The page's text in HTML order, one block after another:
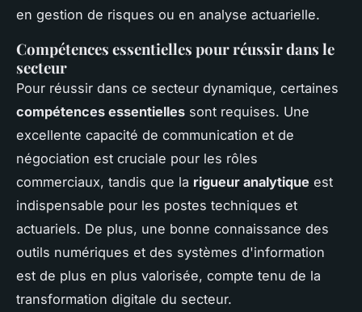
en gestion de risques ou en analyse actuarielle.
Compétences essentielles pour réussir dans le
secteur
Pour réussir dans ce secteur dynamique, certaines
compétences essentielles sont requises. Une
excellente capacité de communication et de
négociation est cruciale pour les rôles
commerciaux, tandis que la rigueur analytique est
indispensable pour les postes techniques et
actuariels. De plus, une bonne connaissance des
outils numériques et des systèmes d'information
est de plus en plus valorisée, compte tenu de la
transformation digitale du secteur.